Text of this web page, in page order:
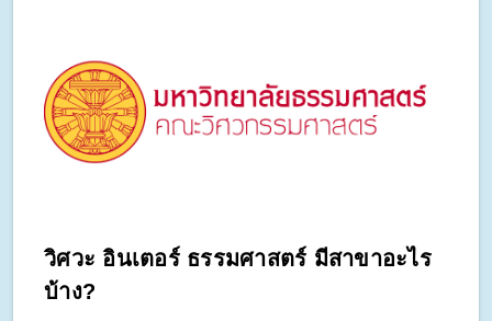
วิศวะ อินเตอร์ ธรรมศาสตร์ มีสาขาอะไร
บ้าง?